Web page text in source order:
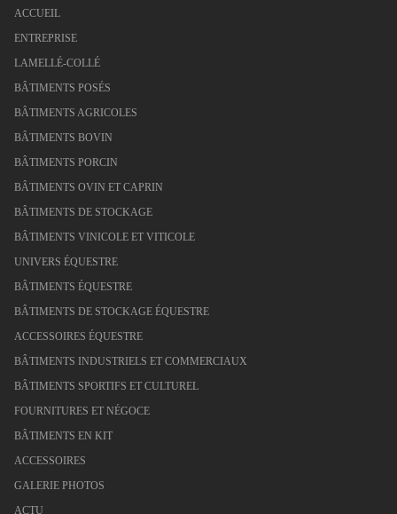
ACCUEIL
ENTREPRISE
LAMELLÉ-COLLÉ
BÂTIMENTS POSÉS
BÂTIMENTS AGRICOLES
BÂTIMENTS BOVIN
BÂTIMENTS PORCIN
BÂTIMENTS OVIN ET CAPRIN
BÂTIMENTS DE STOCKAGE
BÂTIMENTS VINICOLE ET VITICOLE
UNIVERS ÉQUESTRE
BÂTIMENTS ÉQUESTRE
BÂTIMENTS DE STOCKAGE ÉQUESTRE
ACCESSOIRES ÉQUESTRE
BÂTIMENTS INDUSTRIELS ET COMMERCIAUX
BÂTIMENTS SPORTIFS ET CULTUREL
FOURNITURES ET NÉGOCE
BÂTIMENTS EN KIT
ACCESSOIRES
GALERIE PHOTOS
ACTU